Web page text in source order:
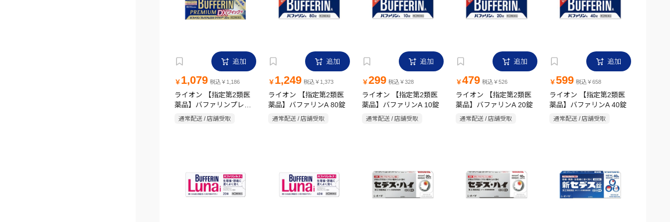
追加
￥ 1,079 税込￥1,186
ライオン 【指定第2類医
薬品】バファリンプレミ
アムDX 20錠
通常配送 / 店舗受取
追加
￥ 1,249 税込￥1,373
ライオン 【指定第2類医
薬品】バファリンA 80錠
通常配送 / 店舗受取
追加
￥299 税込￥328
ライオン 【指定第2類医
薬品】バファリンA 10錠
通常配送 / 店舗受取
追加
￥479 税込￥526
ライオン 【指定第2類医
薬品】バファリンA 20錠
通常配送 / 店舗受取
追加
￥599 税込￥658
ライオン 【指定第2類医
薬品】バファリンA 40錠
通常配送 / 店舗受取